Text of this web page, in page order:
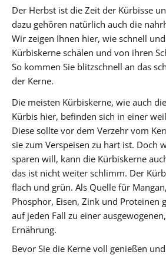
Der Herbst ist die Zeit der Kürbisse
dazu gehören natürlich auch die
Wir zeigen Ihnen hier, wie schnell
Kürbiskerne schälen und von ihren
So kommen Sie blitzschnell an das
der Kerne.
Die meisten Kürbiskerne, wie auch
Kürbis hier, befinden sich in einer
Diese sollte vor dem Verzehr vom
sie zum Verspeisen zu hart ist. Doch
sparen will, kann die Kürbiskerne
das ist nicht weiter schlimm. Der
flach und grün. Als Quelle für
Phosphor, Eisen, Zink und Proteinen
auf jeden Fall zu einer
Ernährung.
Bevor Sie die Kerne voll genießen